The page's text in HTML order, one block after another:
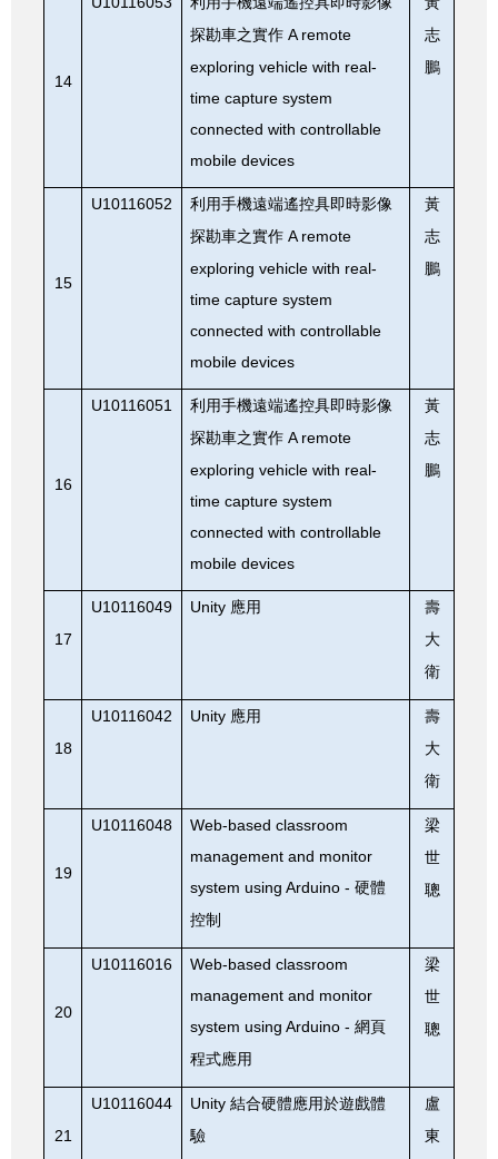
14
探勘車之實作 A remote
exploring vehicle with real-
time capture system
connected with controllable
mobile devices
志
鵬
15
U10116052
利用手機遠端遙控具即時影像
探勘車之實作 A remote
exploring vehicle with real-
time capture system
connected with controllable
mobile devices
黃
志
鵬
16
U10116051
利用手機遠端遙控具即時影像
探勘車之實作 A remote
exploring vehicle with real-
time capture system
connected with controllable
mobile devices
黃
志
鵬
17
U10116049 Unity 應用
壽
大
衛
18
U10116042 Unity 應用
壽
大
衛
19
U10116048
Web-based classroom
management and monitor
system using Arduino -硬體
控制
梁
世
聰
20
U10116016
Web-based classroom
management and monitor
system using Arduino -網頁
程式應用
梁
世
聰
21
U10116044 Unity結合硬體應用於遊戲體
驗
盧
東